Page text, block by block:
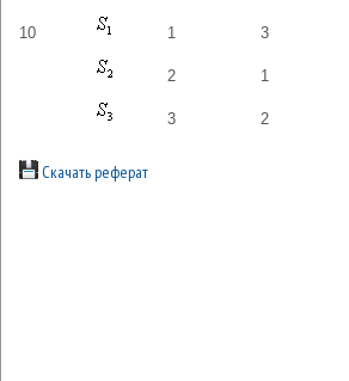
10 1 3
2 1
3 2
Скачать реферат